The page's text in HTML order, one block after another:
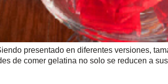
presentado en diferentes versiones,
de comer gelatina no solo se reducen a